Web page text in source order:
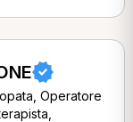
Operatore